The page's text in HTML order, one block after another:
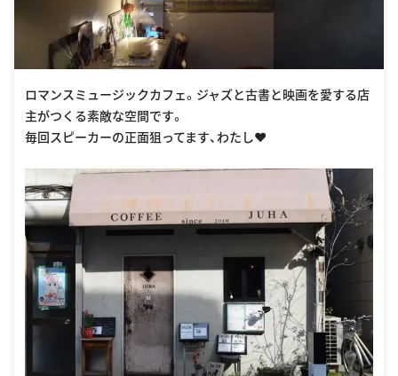
ロマンスミュージックカフェ。ジャズと古書と映画を愛する店
主がつくる素敵な空間です。
毎回スピーカーの正面狙ってます、わたし❤︎